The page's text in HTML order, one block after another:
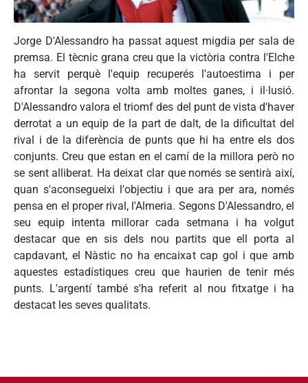
Jorge D'Alessandro ha passat aquest migdia per sala de
premsa. El tècnic grana creu que la victòria contra l'Elche
ha servit perquè l'equip recuperés l'autoestima i per
afrontar la segona volta amb moltes ganes, i il·lusió.
D'Alessandro valora el triomf des del punt de vista d'haver
derrotat a un equip de la part de dalt, de la dificultat del
rival i de la diferència de punts que hi ha entre els dos
conjunts. Creu que estan en el camí de la millora però no
se sent alliberat. Ha deixat clar que només se sentirà així,
quan s'aconsegueixi l'objectiu i que ara per ara, només
pensa en el proper rival, l'Almeria. Segons D'Alessandro, el
seu equip intenta millorar cada setmana i ha volgut
destacar que en sis dels nou partits que ell porta al
capdavant, el Nàstic no ha encaixat cap gol i que amb
aquestes estadístiques creu que haurien de tenir més
punts. L'argentí també s'ha referit al nou fitxatge i ha
destacat les seves qualitats.